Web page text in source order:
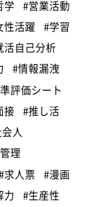
学 #営業活動
性活躍 #学習
活自己分析
#情報漏洩
評価シート
接 #推し活
人
理
求人票 #漫画
力 #生産性